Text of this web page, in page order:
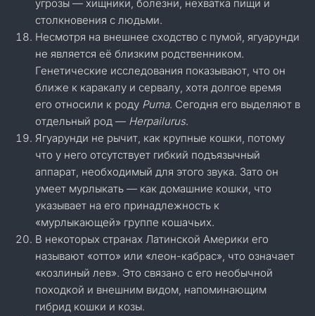
угрозы — хищники, болезни, нехватка пищи и
столкновения с людьми.
Несмотря на внешнее сходство с пумой, ягуарунди
не является её близким родственником.
Генетические исследования показывают, что он
ближе к каракалу и сервалу, хотя долгое время
его относили к роду Puma. Сегодня его выделяют в
отдельный род — Herpailurus.
Ягуарунди не рычит, как крупные кошки, потому
что у него отсутствует гибкий подъязычный
аппарат, необходимый для этого звука. Зато он
умеет мурлыкать — как домашние кошки, что
указывает на его принадлежность к
«мурлыкающей» группе кошачьих.
В некоторых странах Латинской Америки его
называют «отто» или «леон-кабрас», что означает
«козлиный лев». Это связано с его необычной
походкой и внешним видом, напоминающим
гибрид кошки и козы.